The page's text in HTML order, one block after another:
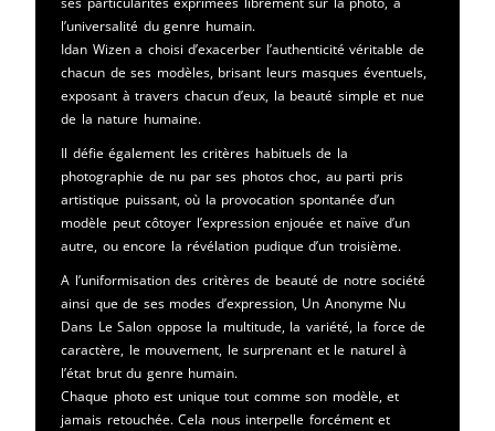
l’universalité du genre humain.
Idan Wizen a choisi d’exacerber l’authenticité véritable de
chacun de ses modèles, brisant leurs masques éventuels,
exposant à travers chacun d’eux, la beauté simple et nue
de la nature humaine.
Il défie également les critères habituels de la
photographie de nu par ses photos choc, au parti pris
artistique puissant, où la provocation spontanée d’un
modèle peut côtoyer l’expression enjouée et naïve d’un
autre, ou encore la révélation pudique d’un troisième.
A l’uniformisation des critères de beauté de notre société
ainsi que de ses modes d’expression, Un Anonyme Nu
Dans Le Salon oppose la multitude, la variété, la force de
caractère, le mouvement, le surprenant et le naturel à
l’état brut du genre humain.
Chaque photo est unique tout comme son modèle, et
jamais retouchée. Cela nous interpelle forcément et